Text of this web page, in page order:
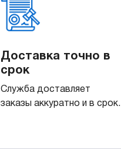
Доставка точно в
срок
Служба доставляет
заказы аккуратно и в срок.